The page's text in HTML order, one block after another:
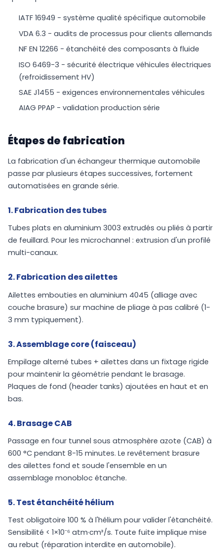
IATF 16949 - système qualité spécifique automobile
VDA 6.3 - audits de processus pour clients allemands
NF EN 12266 - étanchéité des composants à fluide
ISO 6469-3 - sécurité électrique véhicules électriques
(refroidissement HV)
SAE J1455 - exigences environnementales véhicules
AIAG PPAP - validation production série
Étapes de fabrication
La fabrication d'un échangeur thermique automobile
passe par plusieurs étapes successives, fortement
automatisées en grande série.
1. Fabrication des tubes
Tubes plats en aluminium 3003 extrudés ou pliés à partir
de feuillard. Pour les microchannel : extrusion d'un profilé
multi-canaux.
2. Fabrication des ailettes
Ailettes embouties en aluminium 4045 (alliage avec
couche brasure) sur machine de pliage à pas calibré (1-
3 mm typiquement).
3. Assemblage core (faisceau)
Empilage alterné tubes + ailettes dans un fixtage rigide
pour maintenir la géométrie pendant le brasage.
Plaques de fond (header tanks) ajoutées en haut et en
bas.
4. Brasage CAB
Passage en four tunnel sous atmosphère azote (CAB) à
600 °C pendant 8-15 minutes. Le revêtement brasure
des ailettes fond et soude l'ensemble en un
assemblage monobloc étanche.
5. Test étanchéité hélium
Test obligatoire 100 % à l'hélium pour valider l'étanchéité.
Sensibilité < 1×10⁻⁶ atm·cm³/s. Toute fuite implique mise
au rebut (réparation interdite en automobile).